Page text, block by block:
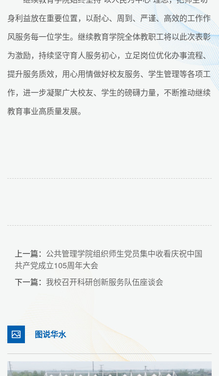
身利益放在重要位置，以耐心、周到、严谨、高效的工作作
风服务每一位学生。继续教育学院全体教职工将以此次表彰
为激励，持续坚守育人服务初心，立足岗位优化办事流程、
提升服务质效，用心用情做好校友服务、学生管理等各项工
作，进一步凝聚广大校友、学生的磅礴力量，不断推动继续
教育事业高质量发展。
上一篇： 公共管理学院组织师生党员集中收看庆祝中国
共产党成立105周年大会
下一篇： 我校召开科研创新服务队伍座谈会
图说华水